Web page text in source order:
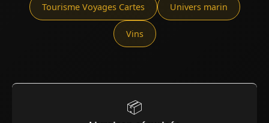
Tourisme Voyages Cartes Univers marin
Vins
📦